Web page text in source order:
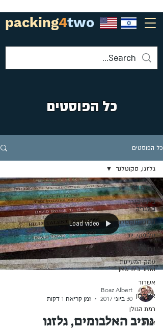
packing4two
כל הפוסטים
כל הפוסטים
All Posts
בלגואבגרד,
בולגריה
גלזגו, סקוטלנד
סלוניקי, יוון
וורוצלב, פולין
עמק המעיינות
ואזור בית שאן
אשדוד
אשקלון
רמת הגולן
אילת
גלזגו, סקוטלנד
Load video
Boaz Albert
30 ביוני 2017
זמן קריאה 1 דקות
נתיב האלבומים, גלזגו